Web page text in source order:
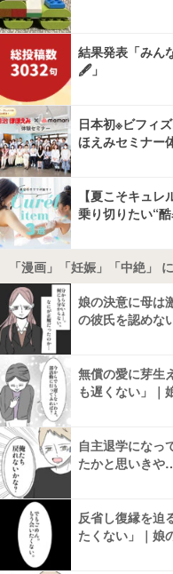
結果発表「みん
🖋️」
日本初※ビフィ
ほえみセミナー
【夏こそキュ
乗り切りたい“
「漫画」「妊娠」「中絶」
娘の決意に母は
の彼氏を認めな
無償の愛に芽生
も遅くない」
自主退学になっ
たかと思いき
反省し復縁を迫
たくない」｜娘